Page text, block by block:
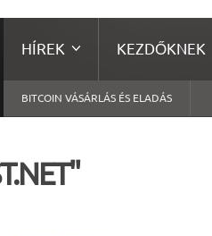
HÍREK KEZDŐKNEK
BITCOIN VÁSÁRLÁS ÉS ELADÁS